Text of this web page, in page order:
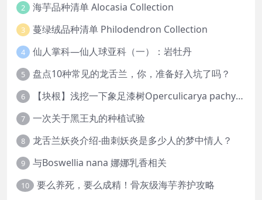
2 海芋品种清单 Alocasia Collection
3 蔓绿绒品种清单 Philodendron Collection
4 仙人掌科—仙人球亚科（一）：岩牡丹
5 盘点10种常见的龙舌兰，你，准备好入坑了吗？
6 【块根】浅挖一下象足漆树Operculicarya pachypus
7 一次关于黑王丸的种植试验
8 龙舌兰妖炎介绍-曲刺妖炎是多少人的梦中情人？
9 与Boswellia nana 娜娜乳香相关
10 要么养死，要么成精！骨灰级海芋养护攻略